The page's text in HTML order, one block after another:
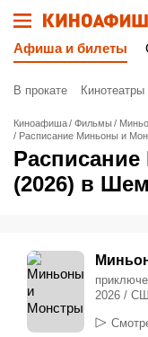
Афиша и билеты
В прокате Кинотеатры
Киноафиша Фильмы
Расписание Миньоны и
(2026) в
2026 /